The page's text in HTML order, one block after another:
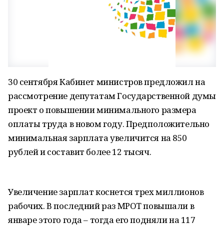
30 сентября Кабинет министров предложил на
рассмотрение депутатам Государственной думы
проект о повышении минимального размера
оплаты труда в новом году. Предположительно
минимальная зарплата увеличится на 850
рублей и составит более 12 тысяч.
Увеличение зарплат коснется трех миллионов
рабочих. В последний раз МРОТ повышали в
январе этого года – тогда его подняли на 117